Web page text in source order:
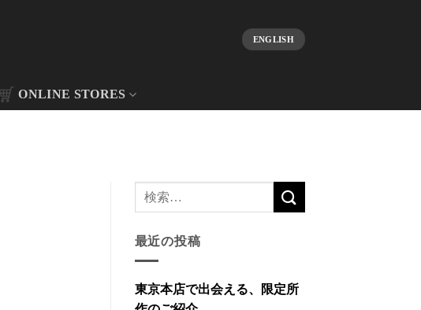
ENGLISH
ONLINE STORES
最近の投稿
東京本店で出会える、限定所